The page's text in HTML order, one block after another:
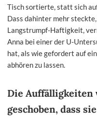
Tisch sortierte, statt sich
Dass dahinter mehr
Langstrumpf-Haftigkeit,
Anna bei einer der U-
hat, als wie gefordert auf
abhören zu lassen.
Die Auffälligkeiten
geschoben, dass